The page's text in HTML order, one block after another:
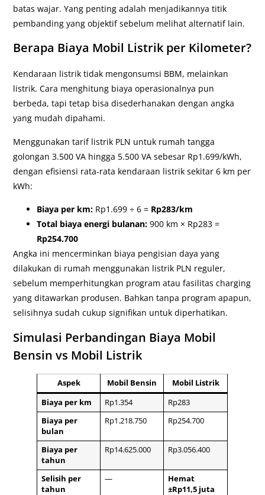
batas wajar. Yang penting adalah menjadikannya titik
pembanding yang objektif sebelum melihat alternatif lain.
Berapa Biaya Mobil Listrik per Kilometer?
Kendaraan listrik tidak mengonsumsi BBM, melainkan
listrik. Cara menghitung biaya operasionalnya pun
berbeda, tapi tetap bisa disederhanakan dengan angka
yang mudah dipahami.
Menggunakan tarif listrik PLN untuk rumah tangga
golongan 3.500 VA hingga 5.500 VA sebesar Rp1.699/kWh,
dengan efisiensi rata-rata kendaraan listrik sekitar 6 km per
kWh:
Biaya per km: Rp1.699 ÷ 6 = Rp283/km
Total biaya energi bulanan: 900 km × Rp283 =
Rp254.700
Angka ini mencerminkan biaya pengisian daya yang
dilakukan di rumah menggunakan listrik PLN reguler,
sebelum memperhitungkan program atau fasilitas charging
yang ditawarkan produsen. Bahkan tanpa program apapun,
selisihnya sudah cukup signifikan untuk diperhatikan.
Simulasi Perbandingan Biaya Mobil
Bensin vs Mobil Listrik
Aspek Mobil Bensin
Mobil Listrik
Biaya per km
Rp1.354
Rp283
Biaya per
bulan
Rp1.218.750 Rp254.700
Biaya per
tahun
Rp14.625.000 Rp3.056.400
Selisih per
tahun
—
Hemat
±Rp11,5 juta